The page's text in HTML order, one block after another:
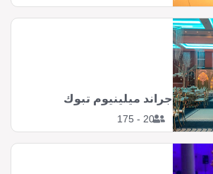
20 - 175
جراند ميلينيوم تبوك